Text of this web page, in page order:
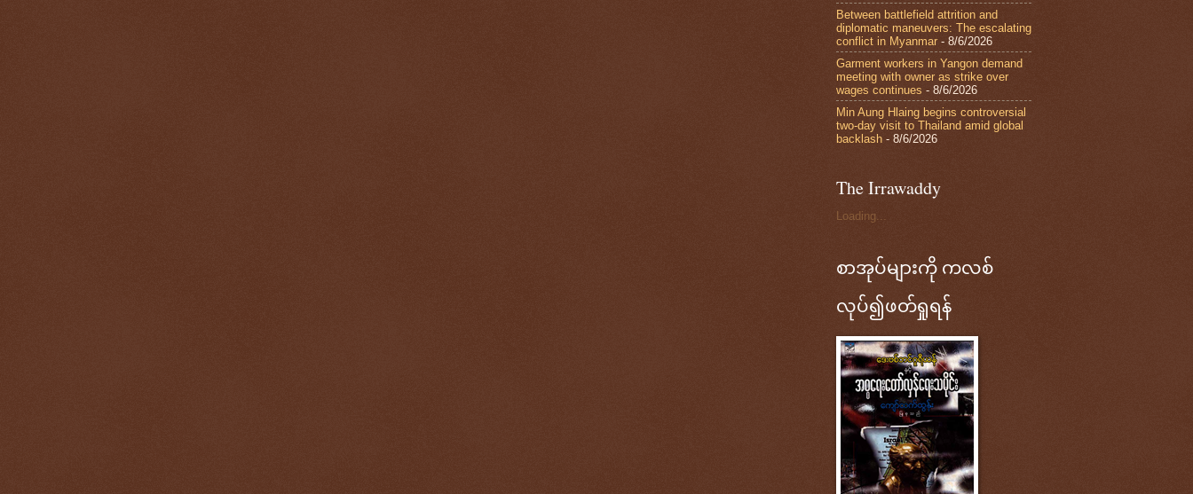
Between battlefield attrition and
diplomatic maneuvers: The escalating
conflict in Myanmar - 8/6/2026
Garment workers in Yangon demand
meeting with owner as strike over
wages continues - 8/6/2026
Min Aung Hlaing begins controversial
two-day visit to Thailand amid global
backlash - 8/6/2026
The Irrawaddy
Loading...
စာအုပ်များကို ကလစ်
လုပ်၍ဖတ်ရှုရန်